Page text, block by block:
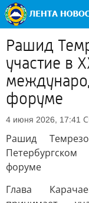
Рашид
участие в
форуме
4 июня 2026, 17:41
Рашид
форуме
Глава